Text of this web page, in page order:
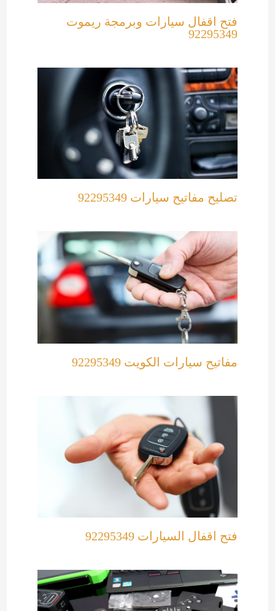
فتح اقفال سيارات وبرمجة ريموت
92295349
تصليح مفاتيح سيارات 92295349
مفاتيح سيارات الكويت 92295349
فتح اقفال السيارات 92295349